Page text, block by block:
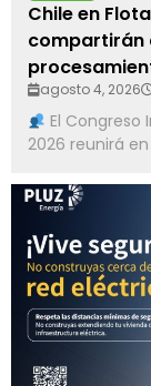
Chile en
compartirán
agosto 4, 2026
El Congreso
2026 reunirá